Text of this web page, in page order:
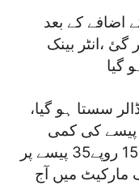
پوائنٹس کے اضافے کے بعد
کر گئ ،انٹر بینک
سستا ہو گیا،
انٹر بینک میں ڈالر کے ریٹ میں 22 پیسے کی کمی
دیکھنے میں آئی جس کے بعد ڈالر 158 روپے35 پیسے پر
مارکیٹ میں آج